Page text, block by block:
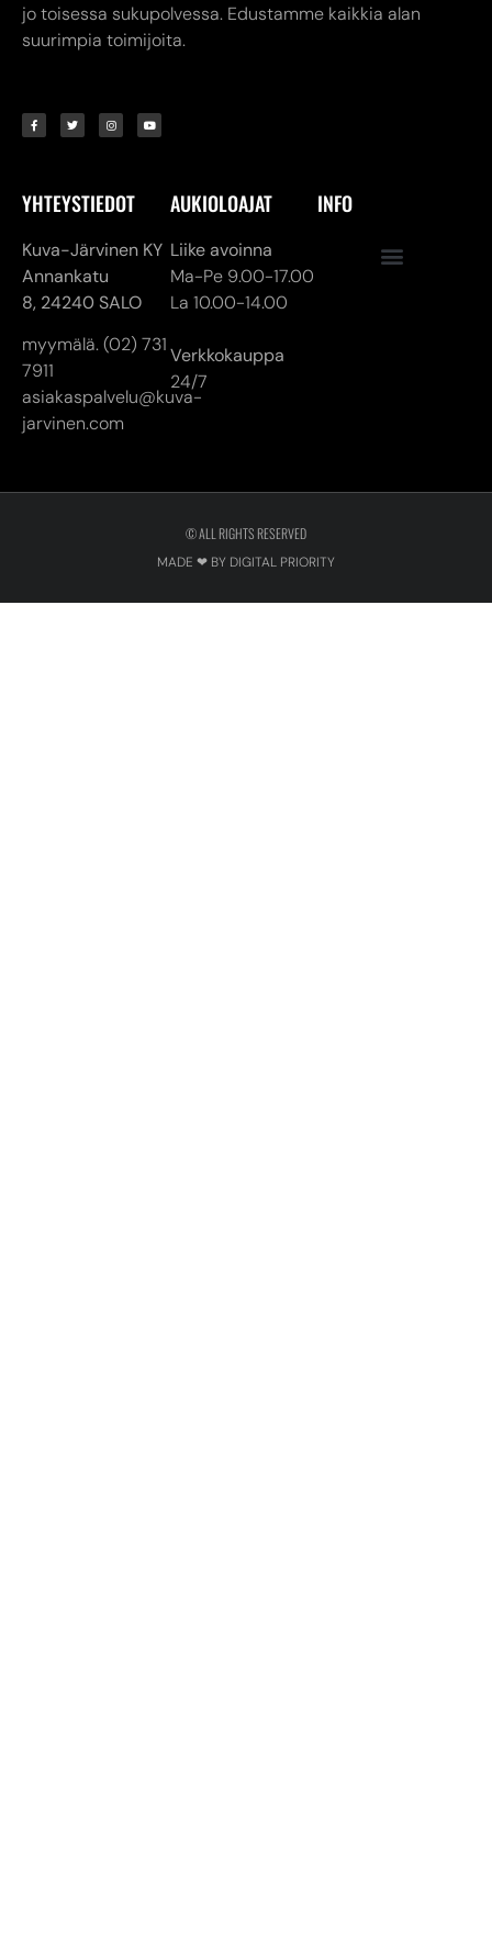
jo toisessa sukupolvessa. Edustamme kaikkia alan
suurimpia toimijoita.
YHTEYSTIEDOT
Kuva-Järvinen KY
Annankatu
8, 24240 SALO
myymälä. (02) 731
7911
asiakaspalvelu@kuva-
jarvinen.com
AUKIOLOAJAT
Liike avoinna
Ma-Pe 9.00-17.00
La 10.00-14.00
Verkkokauppa
24/7
INFO
© ALL RIGHTS RESERVED
MADE ❤ BY DIGITAL PRIORITY